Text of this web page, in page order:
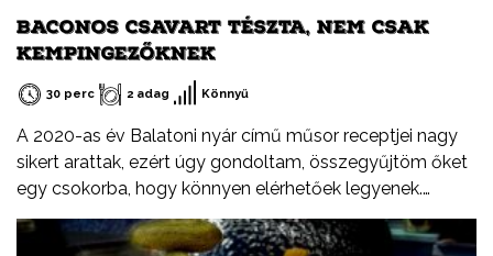
BACONOS CSAVART TÉSZTA, NEM CSAK
KEMPINGEZŐKNEK
30 perc 2 adag Könnyű
A 2020-as év Balatoni nyár című műsor receptjei nagy
sikert arattak, ezért úgy gondoltam, összegyűjtöm őket
egy csokorba, hogy könnyen elérhetőek legyenek.
Ezeket a recepteket nem csak nyáron, hanem az év
minden időszakában elkészítheted, mint ahogy a